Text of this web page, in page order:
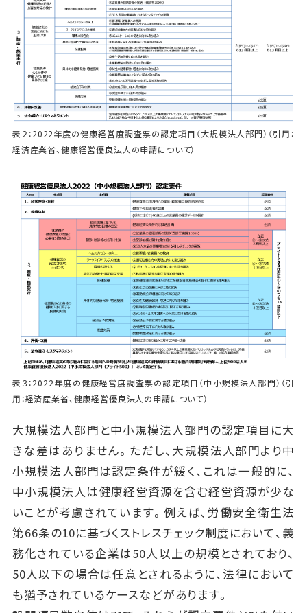
表２：2022年度の健康経営度調査票の認定項目（大規模法人部門）（引用：
経済産業省、健康経営優良法人の申請について）
表３：2022年度の健康経営度調査票の認定項目（中小規模法人部門）（引
用：経済産業省、健康経営優良法人の申請について）
大規模法人部門と中小規模法人部門の認定項目に大
きな差はありません。ただし、大規模法人部門より中
小規模法人部門は認定条件が緩く、これは一般的に、
中小規模法人は健康経営資源を含む経営資源が少な
いことが考慮されています。例えば、労働安全衛生法
第66条の10に基づくストレスチェック制度において、義
務化されている企業は50人以上の規模とされており、
50人以下の場合は任意とされるように、法律において
も猶予されているケースなどがあります。